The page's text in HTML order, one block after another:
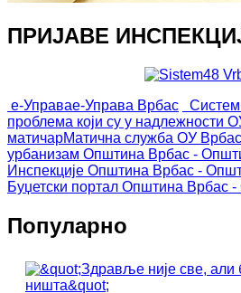
ПРИЈАВЕ
е-Управае-Управа Врбас
проблема који су у надлежности
матичарМатична служба ОУ Врбас
урбанизам Општина Врбас -
Инспекције Општина Врбас -
Буџетски портал Општина Врбас -
Популарно